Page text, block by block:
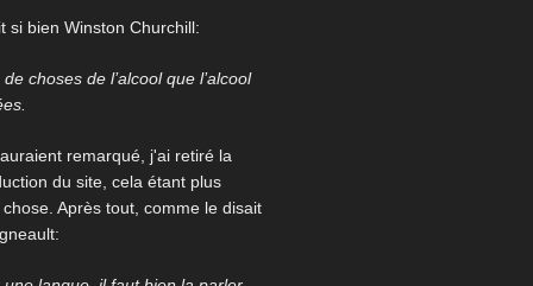
si bien Winston Churchill:
choses de l’alcool que l’alcool
remarqué, j'ai retiré la
du site, cela étant plus
Après tout, comme le disait